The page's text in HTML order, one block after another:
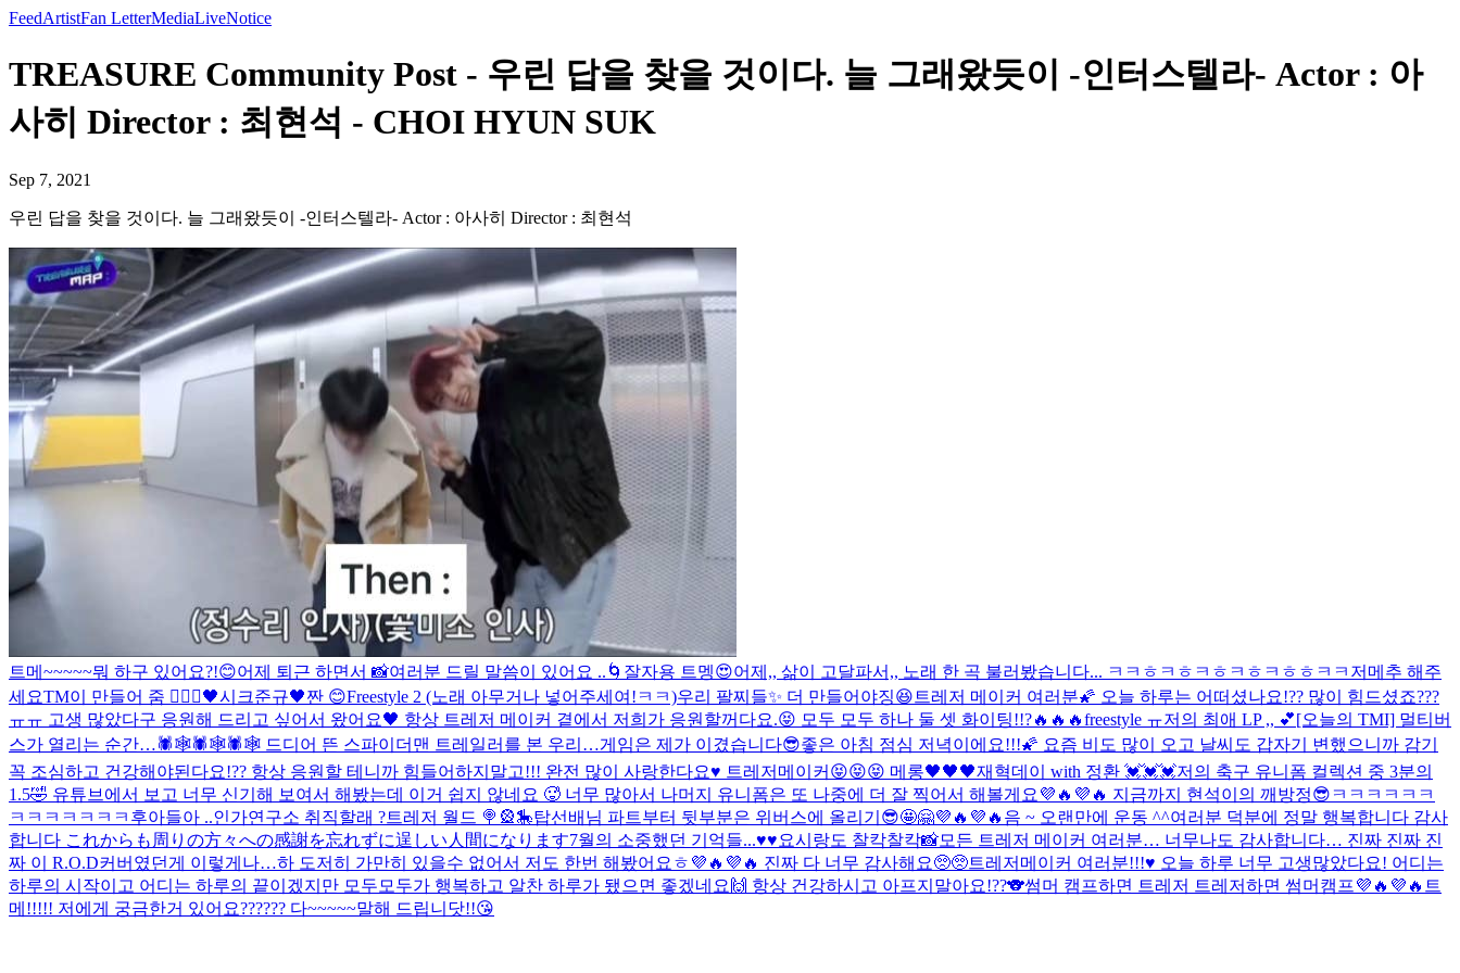
FeedArtistFan LetterMediaLiveNotice
TREASURE Community Post - 우린 답을 찾을 것이다. 늘 그래왔듯이 -인터스텔라- Actor : 아
사히 Director : 최현석 - CHOI HYUN SUK
Sep 7, 2021
우린 답을 찾을 것이다. 늘 그래왔듯이 -인터스텔라- Actor : 아사히 Director : 최현석
트메~~~~~뭐 하구 있어요?!😊어제 퇴근 하면서 📸여러분 드릴 말씀이 있어요 .. 🌀 잘자용 트멩😍어제,, 삶이 고달파서,, 노래 한 곡 불러봤습니다... ㅋㅋㅎㅋㅎㅋㅎㅋㅎㅋㅎㅎㅋㅋ 저메추 해주
세요TM이 만들어 줌 🧚🏻‍♀️🖤시크준규🖤짠 😊Freestyle 2 (노래 아무거나 넣어주세여!ㅋㅋ)우리 팔찌들✨ 더 만들어야징😆 트레저 메이커 여러분🌠 오늘 하루는 어떠셨나요!?? 많이 힘드셨죠???
ㅠㅠ 고생 많았다구 응원해 드리고 싶어서 왔어요🖤 항상 트레저 메이커 곁에서 저희가 응원할꺼다요.😝 모두 모두 하나 둘 셋 화이팅!!?🔥🔥🔥freestyle ㅠ저의 최애 LP ,, 💕[오늘의 TMI] 멀티버
스가 열리는 순간…🕷🕸🕷🕸🕷🕸 드디어 뜬 스파이더맨 트레일러를 본 우리…게임은 제가 이겼습니다😎좋은 아침 점심 저녁이에요!!!🌠 요즘 비도 많이 오고 날씨도 갑자기 변했으니까 감기
꼭 조심하고 건강해야된다요!?? 항상 응원할 테니까 힘들어하지말고!!! 완전 많이 사랑한다요♥️ 트레저메이커😝😝😝 메롱🖤🖤🖤재혁데이 with 정환 💓💓💓저의 축구 유니폼 컬렉션 중 3분의
1.5🤣 유튜브에서 보고 너무 신기해 보여서 해봤는데 이거 쉽지 않네요 🥵 너무 많아서 나머지 유니폼은 또 나중에 더 잘 찍어서 해볼게요💜🔥💜🔥 지금까지 현석이의 깨방정😎ㅋㅋㅋㅋㅋㅋ
ㅋㅋㅋㅋㅋㅋㅋ후아들아 ..인가연구소 취직할래 ?트레저 월드 🍭🎡🎠탑선배님 파트부터 뒷부분은 위버스에 올리기😎🤩🤗💜🔥💜🔥 음 ~ 오랜만에 운동 ^^여러분 덕분에 정말 행복합니다 감사
합니다 これからも周りの方々への感謝を忘れずに逞しい人間になります7월의 소중했던 기억들...♥️♥️요시랑도 찰칵찰칵📸모든 트레저 메이커 여러분… 너무나도 감사합니다… 진짜 진짜 진
짜 이 R.O.D커버였던게 이렇게나…하 도저히 가만히 있을수 없어서 저도 한번 해봤어요ㅎ💜🔥💜🔥 진짜 다 너무 감사해요🥺🥺트레저메이커 여러분!!!♥️ 오늘 하루 너무 고생많았다요! 어디는
하루의 시작이고 어디는 하루의 끝이겠지만 모두모두가 행복하고 알찬 하루가 됐으면 좋겠네요🙌 항상 건강하시고 아프지말아요!??🐨썸머 캠프하면 트레저 트레저하면 썸머캠프💜🔥💜🔥 트
메!!!!! 저에게 궁금한거 있어요?????? 다~~~~~말해 드립니닷!!😘